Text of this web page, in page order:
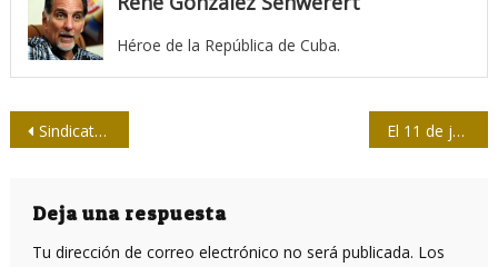
Héroe de la República de Cuba.
Navegación
entradas
Sindicato de Prensa argentino expresa solidaridad con Cuba El 11 de julio en la historia de la Revolución Cubana
Deja una respuesta
Tu dirección de correo electrónico no será publicada. Los